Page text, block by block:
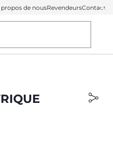
propos de nousRevendeursContact